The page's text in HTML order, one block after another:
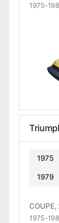
1975-
1975
1979
COUPE,
1975-